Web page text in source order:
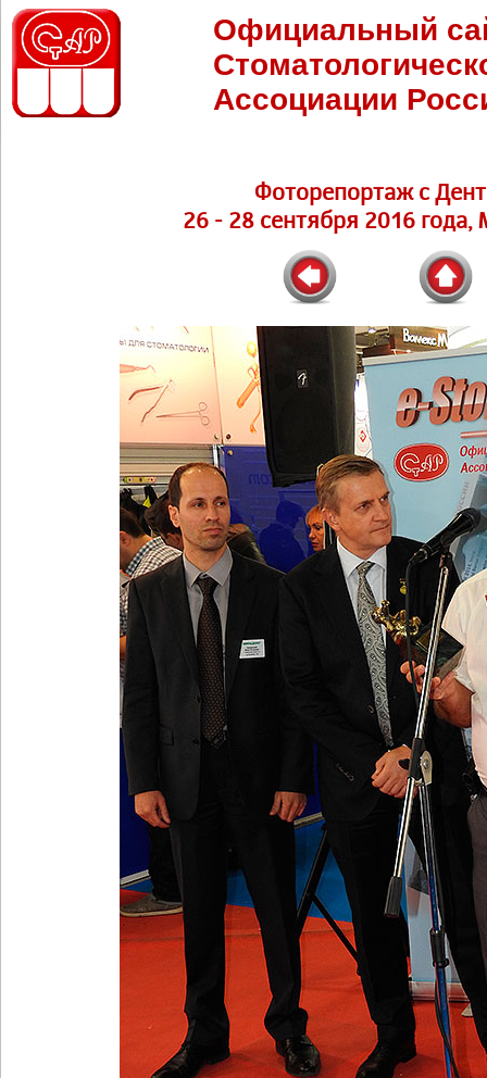
Официальный
Ассоциации
Фоторепортаж с
26 - 28 сентября 2016 года,